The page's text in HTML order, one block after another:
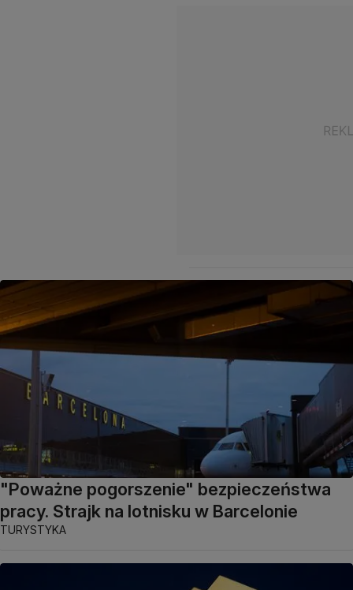
"Poważne pogorszenie" bezpieczeństwa
pracy. Strajk na lotnisku w Barcelonie
TURYSTYKA